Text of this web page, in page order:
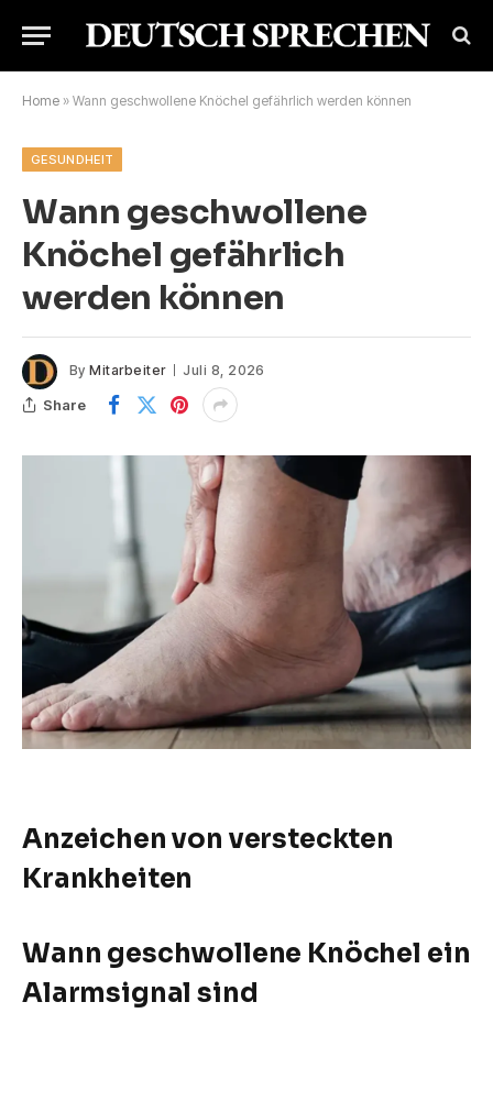
Home » Wann geschwollene Knöchel gefährlich werden können
GESUNDHEIT
Wann geschwollene
Knöchel gefährlich
werden können
By Mitarbeiter Juli 8, 2026
Share
Anzeichen von versteckten
Krankheiten
Wann geschwollene Knöchel ein
Alarmsignal sind